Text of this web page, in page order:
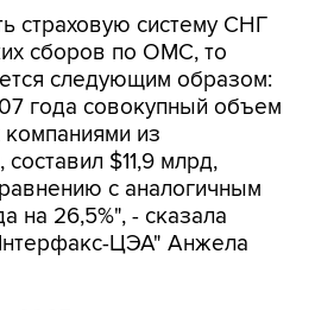
следующим образом:
года совокупный объем
из
$11,9 млрд,
с аналогичным
на 26,5%", - сказала
ЦЭА" Анжела
2007 года по сравнению с